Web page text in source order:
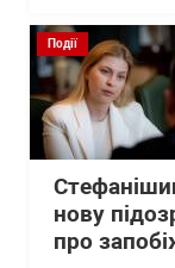
Події
нову
про